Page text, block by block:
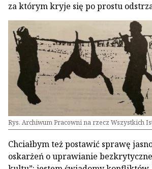
za którym kryje się po prostu
Rys. Archiwum Pracowni na rzecz Wszystkich
Chciałbym też postawić sprawę
oskarżeń o uprawianie